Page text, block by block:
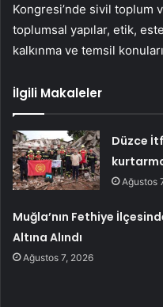
Kongresi’nde sivil toplum
toplumsal yapılar, etik,
kalkınma ve temsil
İlgili Makaleler
Düzce
Ağustos
Muğla’nın Fethiye
Altına Alındı
Ağustos 7, 2026